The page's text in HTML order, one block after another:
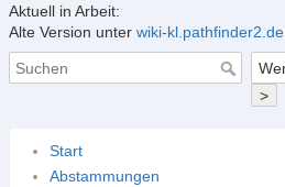
Aktuell in Arbeit:
Alte Version unter wiki-kl.pathfinder2.de
>
Start
Abstammungen